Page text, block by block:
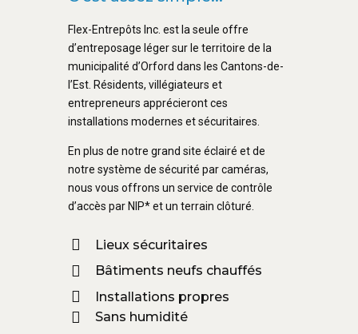
Flex-Entrepôts Inc. est la seule offre
d’entreposage léger sur le territoire de la
municipalité d’Orford dans les Cantons-de-
l’Est. Résidents, villégiateurs et
entrepreneurs apprécieront ces
installations modernes et sécuritaires.
En plus de notre grand site éclairé et de
notre système de sécurité par caméras,
nous vous offrons un service de contrôle
d’accès par NIP* et un terrain clôturé.
Lieux sécuritaires
Bâtiments neufs chauffés
Installations propres
Sans humidité